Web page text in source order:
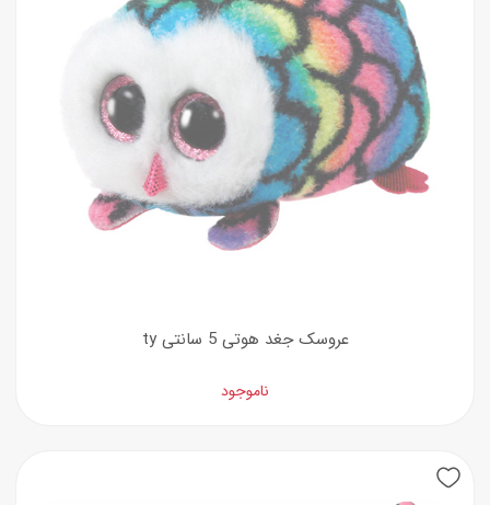
عروسک جغد هوتی 5 سانتی ty
ناموجود